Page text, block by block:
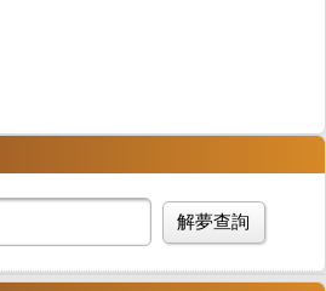
解夢查詢